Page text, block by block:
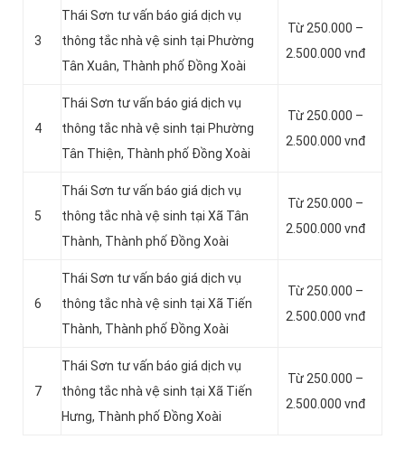
3
Thái Sơn tư vấn báo giá dịch vụ
thông tắc nhà vệ sinh tại Phường
Tân Xuân, Thành phố Đồng Xoài
Từ 250.000 –
2.500.000 vnđ
4
Thái Sơn tư vấn báo giá dịch vụ
thông tắc nhà vệ sinh tại Phường
Tân Thiện, Thành phố Đồng Xoài
Từ 250.000 –
2.500.000 vnđ
5
Thái Sơn tư vấn báo giá dịch vụ
thông tắc nhà vệ sinh tại Xã Tân
Thành, Thành phố Đồng Xoài
Từ 250.000 –
2.500.000 vnđ
6
Thái Sơn tư vấn báo giá dịch vụ
thông tắc nhà vệ sinh tại Xã Tiến
Thành, Thành phố Đồng Xoài
Từ 250.000 –
2.500.000 vnđ
7
Thái Sơn tư vấn báo giá dịch vụ
thông tắc nhà vệ sinh tại Xã Tiến
Hưng, Thành phố Đồng Xoài
Từ 250.000 –
2.500.000 vnđ